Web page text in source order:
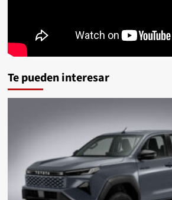
Te pueden interesar